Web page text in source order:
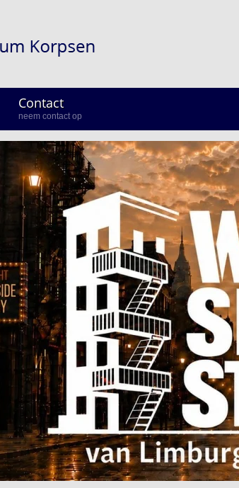
Maken
Stirum band
Stirum band
Contact
neem contact op
Donateur of sponsor worden
Een korps boeken